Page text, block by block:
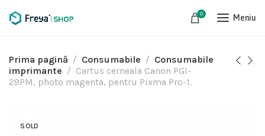
0 Meniu
Prima pagină Consumabile
Consumabile
imprimante
Cartus cerneala Canon PGI-
29PM, photo magenta, pentru Pixma Pro-1.
SOLD